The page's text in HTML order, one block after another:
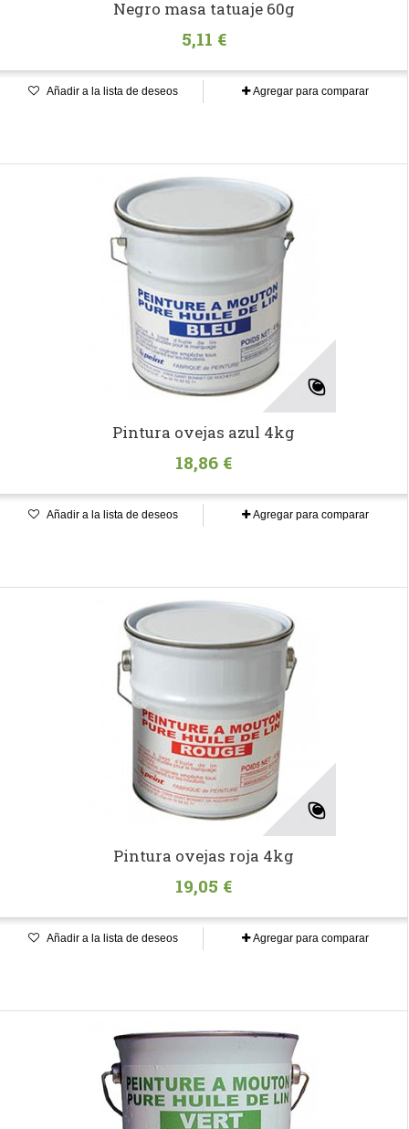
Negro masa tatuaje 60g
5,11 €
Añadir a la lista de deseos Agregar para comparar
Pintura ovejas azul 4kg
18,86 €
Añadir a la lista de deseos Agregar para comparar
Pintura ovejas roja 4kg
19,05 €
Añadir a la lista de deseos Agregar para comparar